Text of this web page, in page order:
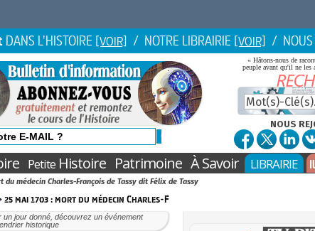
DANS L'HISTOIRE [VOIR] / NOTRE LIBRAIRIE [VOIR] / NOUS
« Hâtons-nous de
peuple avant qu'il ne les
NOUS
PetiteHistoire Patrimoine À Savoir LIBRAIRIE
du médecin Charles-François de Tassy dit Félix de Tassy
25 mai 1703 : mort du médecin Charles-F
un jour donné, découvrez un événement
historique